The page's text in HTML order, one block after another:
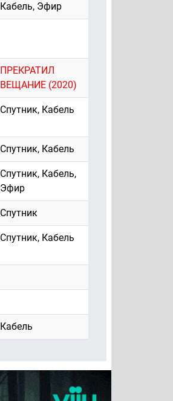
Кабель, Эфир
ПРЕКРАТИЛ
ВЕЩАНИЕ (2020)
Спутник, Кабель
Спутник, Кабель
Спутник, Кабель,
Эфир
Спутник
Спутник, Кабель
Кабель